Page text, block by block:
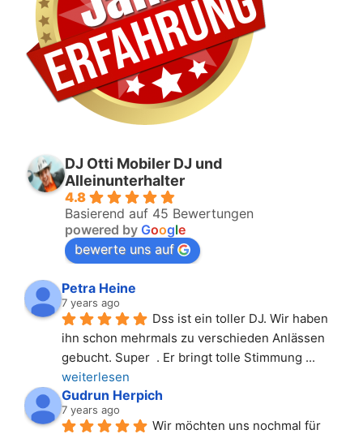
DJ Otti Mobiler DJ und
Alleinunterhalter
4.8
Basierend auf 45 Bewertungen
powered by Google
bewerte uns auf
Petra Heine
7 years ago
Dss ist ein toller DJ. Wir haben
ihn schon mehrmals zu verschieden Anlässen
gebucht. Super  . Er bringt tolle Stimmung
weiterlesen
Gudrun Herpich
7 years ago
Wir möchten uns nochmal für